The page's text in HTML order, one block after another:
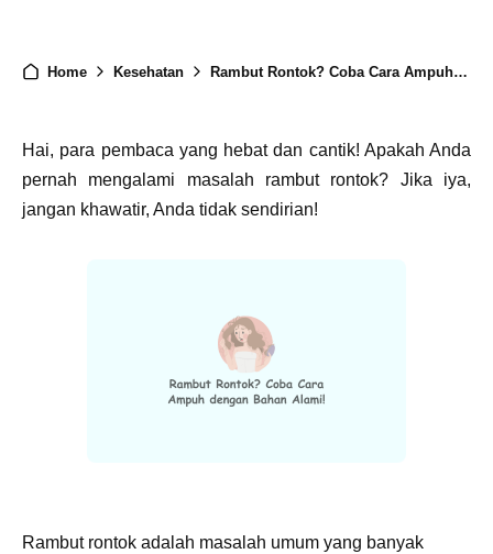
Home Kesehatan Rambut Rontok? Coba Cara Ampuh dengan Bahan Alami!
Hai, para pembaca yang hebat dan cantik! Apakah Anda
pernah mengalami masalah rambut rontok? Jika iya,
jangan khawatir, Anda tidak sendirian!
Rambut rontok adalah masalah umum yang banyak